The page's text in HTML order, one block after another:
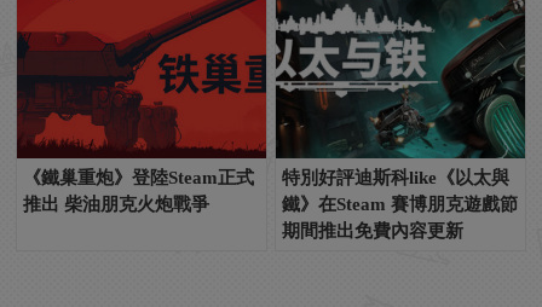
《鐵巢重炮》登陸Steam正式
推出 柴油朋克火炮戰爭
特別好評迪斯科like《以太與
鐵》在Steam 賽博朋克遊戲節
期間推出免費內容更新